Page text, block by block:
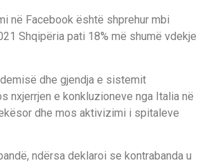
në Facebook është shprehur mbi
Shqipëria pati 18% më shumë vdekje
dhe gjendja e sistemit
nxjerrjen e konkluzioneve nga Italia në
dhe mos aktivizimi i spitaleve
ndërsa deklaroi se kontrabanda u